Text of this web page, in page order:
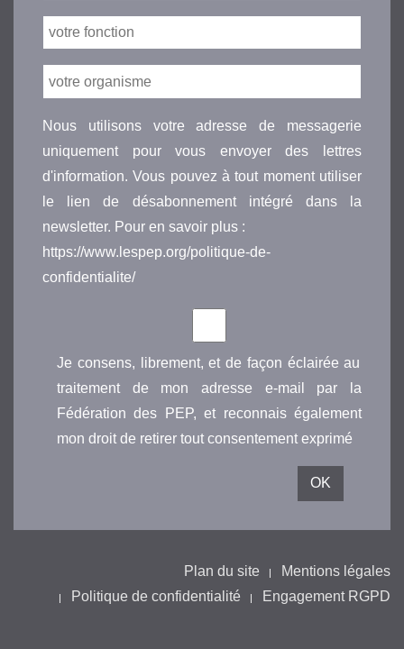
Nous utilisons votre adresse de messagerie
uniquement pour vous envoyer des lettres
d'information. Vous pouvez à tout moment utiliser
le lien de désabonnement intégré dans la
newsletter. Pour en savoir plus :
https://www.lespep.org/politique-de-
confidentialite/
Je consens, librement, et de façon éclairée au
traitement de mon adresse e-mail par la
Fédération des PEP, et reconnais également
mon droit de retirer tout consentement exprimé
Plan du site
Mentions légales
Politique de confidentialité
Engagement RGPD